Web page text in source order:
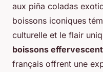
aux piña coladas
boissons iconiques
culturelle et le flair
boissons
français offrent une